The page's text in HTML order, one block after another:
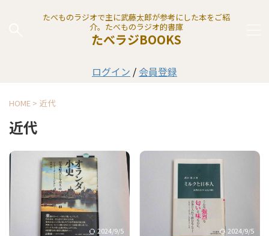
たべものラジオで主に武藤太郎が参考にした本をご紹
介。たべものラジオ的書庫
たべラジBOOKS
ログイン / 会員登録
HOME > 近代
近代
2024/9/5 2024/9/5